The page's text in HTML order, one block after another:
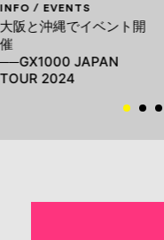
INFO / EVENTS
大阪と沖縄でイベント開
催
──GX1000 JAPAN
TOUR 2024